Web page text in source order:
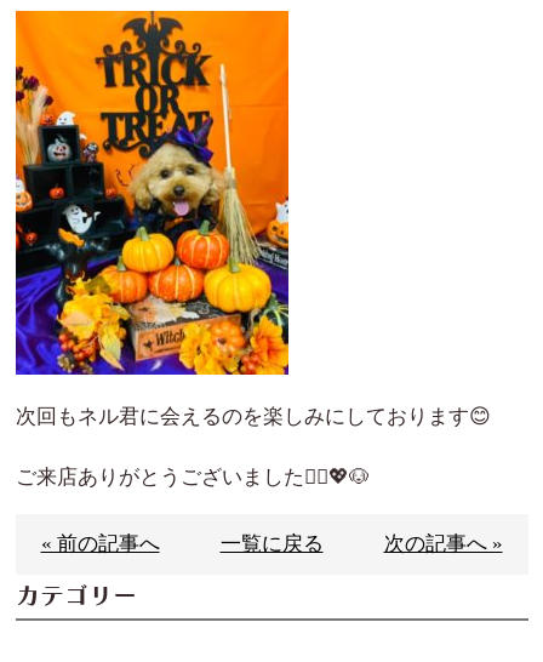
次回もネル君に会えるのを楽しみにしております😊
ご来店ありがとうございました🙇‍♀️💖🐶
« 前の記事へ 一覧に戻る 次の記事へ »
カテゴリー